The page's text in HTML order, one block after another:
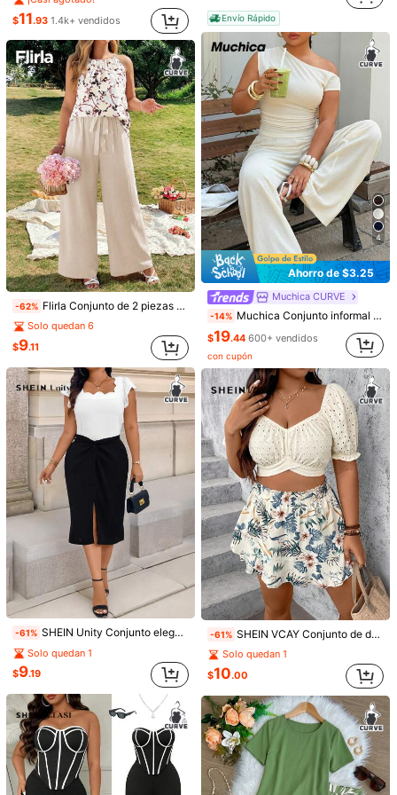
4.81 450K Seguidores
4.81 450K Seguidores
4.81 450K Seguidores
5
Ahorro de $1.92
-13% EMERY ROSE Conjunto informal y sexy de 2 piezas con pantalón ancho de pierna suelta, tirantes con lazo y espalda retorcida, para vacaciones, talla grande
¡Casi agotado!
$12.57100+ vendidos
con cupón
Sweetra CURVE
-57% Sweetra Set de 2 piezas de camisa sin mangas con cuello y estampado de rayas bordada y shorts casuales de cintura elástica para mujer, primavera/verano
11
Breezaya CURVE
-12% Breezaya Conjunto de 2 piezas de mujer talla grande con rayas negras & blancas para verano, casual y de vacaciones, estilo bohemio holgado de cintura alta para la playa, camiseta de punto y shorts tejidos
$13.69 200+ vendidos
-11% EMERY ROSE Conjunto casual de 2 piezas para mujer talla grande con top de tirantes de cuello redondo a rayas y shorts con cintura con cordón, cómodo para uso diario en verano
$9.4960+ vendidos
29
$11.93 1.4k+ vendidos
-62% Flirla Conjunto de 2 piezas de talla grande para mujer con top halter estampado, tejido y con cinturón, y pantalones texturizados de pierna recta, estilo francés de resort de verano
Solo quedan 6
$9.11
-61% SHEIN Unity Conjunto elegante de dos piezas para mujeres de talla grande con camisa de cuello de pétalo de unicolor de verano + falda con cintura retorcida
Solo quedan 1
$9.19
Envío Rápido
4
Ahorro de $3.25
Muchica CURVE
-14% Muchica Conjunto informal de 2 piezas de top con cuello asimétrico y pantalones en color albaricoque talla grande
$19.44 600+ vendidos
con cupón
-61% SHEIN VCAY Conjunto de dos piezas con blusa de punto de manga abullonada con cuello Peter Pan y shorts estampados para tallas grandes de otoño
Solo quedan 1
$10.00